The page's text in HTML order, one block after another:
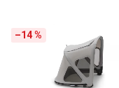
–14 %